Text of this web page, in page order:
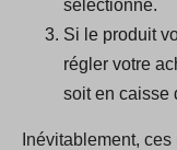
sélectionné.
Si le produit
régler votre
soit en caisse
Inévitablement,